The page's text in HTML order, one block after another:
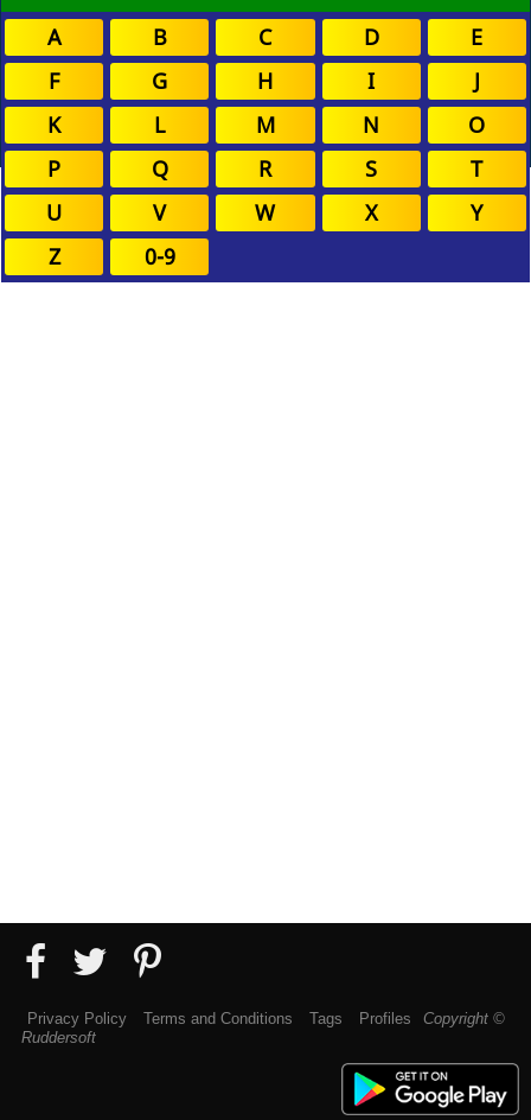
A B C D
E
F
G H I
J
K
L M N
O
P
Q R S
T
U
V W X
Y
Z
0-9
Privacy Policy Terms and Conditions Tags Profiles
Copyright ©
Ruddersoft